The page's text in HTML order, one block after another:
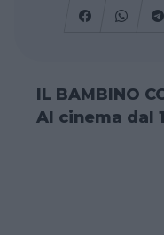
IL BAMBINO
Al cinema dal